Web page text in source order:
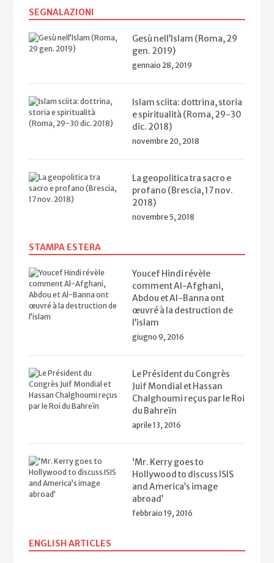
SEGNALAZIONI
Gesù nell’Islam (Roma, 29
gen. 2019)
gennaio 28, 2019
Islam sciita: dottrina, storia
e spiritualità (Roma, 29-30
dic. 2018)
novembre 20, 2018
La geopolitica tra sacro e
profano (Brescia, 17 nov.
2018)
novembre 5, 2018
STAMPA ESTERA
Youcef Hindi révèle
comment Al-Afghani,
Abdou et Al-Banna ont
œuvré à la destruction de
l’islam
giugno 9, 2016
Le Président du Congrès
Juif Mondial et Hassan
Chalghoumi reçus par le Roi
du Bahreïn
aprile 13, 2016
‘Mr. Kerry goes to
Hollywood to discuss ISIS
and America’s image
abroad’
febbraio 19, 2016
ENGLISH ARTICLES